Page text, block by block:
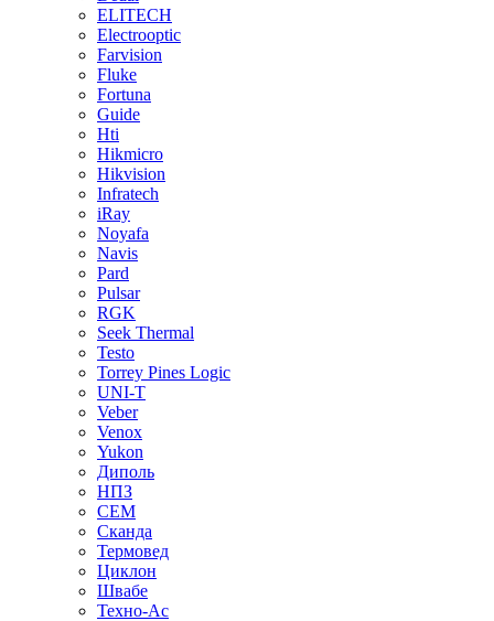
ELITECH
Electrooptic
Farvision
Fluke
Fortuna
Guide
Hti
Hikmicro
Hikvision
Infratech
iRay
Noyafa
Navis
Pard
Pulsar
RGK
Seek Thermal
Testo
Torrey Pines Logic
UNI-T
Veber
Venox
Yukon
Диполь
НПЗ
СЕМ
Сканда
Термовед
Циклон
Швабе
Техно-Ас